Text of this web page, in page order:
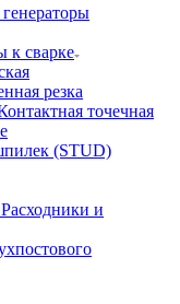
к сварке
резка
точечная
(STUD)
и